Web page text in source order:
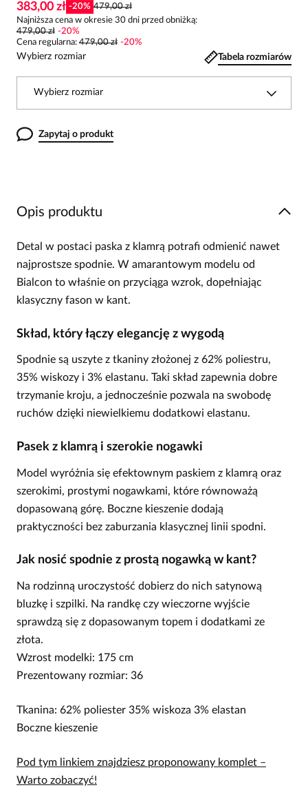
383,00 zł -20% 479,00 zł
Najniższa cena w okresie 30 dni przed obniżką:
479,00 zł -20%
Cena regularna: 479,00 zł -20%
Wybierz rozmiar Tabela rozmiarów
Wybierz rozmiar
Zapytaj o produkt
Opis produktu
Detal w postaci paska z klamrą potrafi odmienić nawet
najprostsze spodnie. W amarantowym modelu od
Bialcon to właśnie on przyciąga wzrok, dopełniając
klasyczny fason w kant.
Skład, który łączy elegancję z wygodą
Spodnie są uszyte z tkaniny złożonej z 62% poliestru,
35% wiskozy i 3% elastanu. Taki skład zapewnia dobre
trzymanie kroju, a jednocześnie pozwala na swobodę
ruchów dzięki niewielkiemu dodatkowi elastanu.
Pasek z klamrą i szerokie nogawki
Model wyróżnia się efektownym paskiem z klamrą oraz
szerokimi, prostymi nogawkami, które równoważą
dopasowaną górę. Boczne kieszenie dodają
praktyczności bez zaburzania klasycznej linii spodni.
Jak nosić spodnie z prostą nogawką w kant?
Na rodzinną uroczystość dobierz do nich satynową
bluzkę i szpilki. Na randkę czy wieczorne wyjście
sprawdzą się z dopasowanym topem i dodatkami ze
złota.
Wzrost modelki: 175 cm
Prezentowany rozmiar: 36
Tkanina: 62% poliester 35% wiskoza 3% elastan
Boczne kieszenie
Pod tym linkiem znajdziesz proponowany komplet –
Warto zobaczyć!